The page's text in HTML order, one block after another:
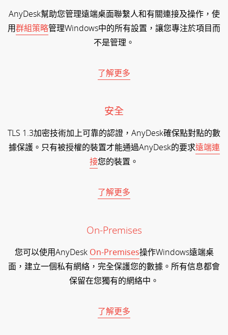
AnyDesk幫助您管理遠端桌面聯繫人和有關連接及操作，使
用群組策略管理Windows中的所有設置，讓您專注於項目而
不是管理。
了解更多
安全
TLS 1.3加密技術加上可靠的認證，AnyDesk確保點對點的數
據保護。只有被授權的裝置才能通過AnyDesk的要求遠端連
接您的裝置。
了解更多
On-Premises
您可以使用AnyDesk On-Premises操作Windows遠端桌
面，建立一個私有網絡，完全保護您的數據。所有信息都會
保留在您獨有的網絡中。
了解更多